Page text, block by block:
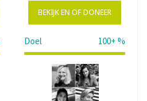
BEKIJK EN OF DONEER
Doel 100+ %
180%